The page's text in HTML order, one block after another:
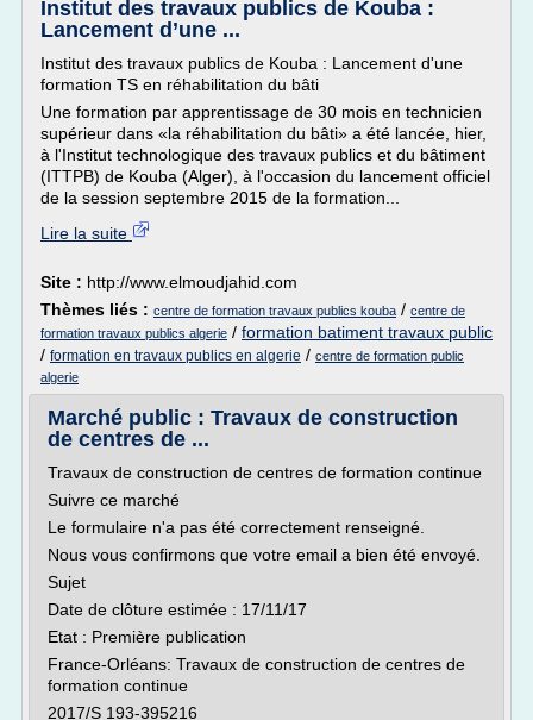
Institut des travaux publics de Kouba :
Lancement d’une ...
Institut des travaux publics de Kouba : Lancement d'une
formation TS en réhabilitation du bâti
Une formation par apprentissage de 30 mois en technicien
supérieur dans «la réhabilitation du bâti» a été lancée, hier,
à l'Institut technologique des travaux publics et du bâtiment
(ITTPB) de Kouba (Alger), à l'occasion du lancement officiel
de la session septembre 2015 de la formation...
Lire la suite
Site : http://www.elmoudjahid.com
Thèmes liés : centre de formation travaux publics kouba / centre de
formation travaux publics algerie / formation batiment travaux public
/ formation en travaux publics en algerie / centre de formation public
algerie
Marché public : Travaux de construction
de centres de ...
Travaux de construction de centres de formation continue
Suivre ce marché
Le formulaire n'a pas été correctement renseigné.
Nous vous confirmons que votre email a bien été envoyé.
Sujet
Date de clôture estimée : 17/11/17
Etat : Première publication
France-Orléans: Travaux de construction de centres de
formation continue
2017/S 193-395216